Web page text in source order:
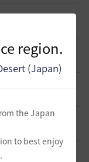
region.
(Japan)
the Japan
to best enjoy